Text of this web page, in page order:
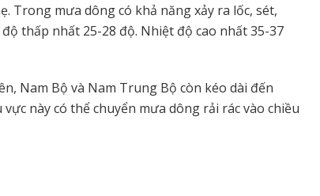
Trong mưa dông có khả năng xảy ra lốc, sét,
thấp nhất 25-28 độ. Nhiệt độ cao nhất 35-37
Nam Bộ và Nam Trung Bộ còn kéo dài đến
này có thể chuyển mưa dông rải rác vào chiều